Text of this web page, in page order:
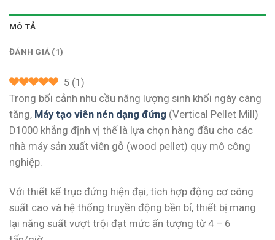
MÔ TẢ
ĐÁNH GIÁ (1)
5 (1)
Trong bối cảnh nhu cầu năng lượng sinh khối ngày càng
tăng, Máy tạo viên nén dạng đứng (Vertical Pellet Mill)
D1000 khẳng định vị thế là lựa chọn hàng đầu cho các
nhà máy sản xuất viên gỗ (wood pellet) quy mô công
nghiệp.
Với thiết kế trục đứng hiện đại, tích hợp động cơ công
suất cao và hệ thống truyền động bền bỉ, thiết bị mang
lại năng suất vượt trội đạt mức ấn tượng từ 4 – 6